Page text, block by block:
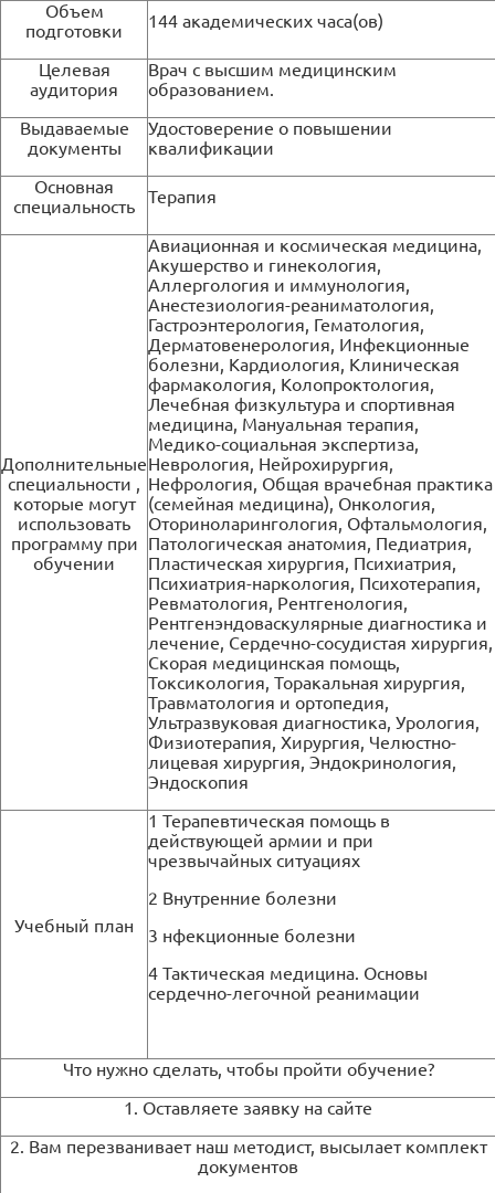
Объем
подготовки
144 академических часа(ов)
Целевая
аудитория
Врач с высшим медицинским
образованием.
Выдаваемые
документы
Удостоверение о повышении
квалификации
Основная
специальность
Терапия
Дополнительные
специальности ,
которые могут
использовать
программу при
обучении
Авиационная и космическая медицина,
Акушерство и гинекология,
Аллергология и иммунология,
Анестезиология-реаниматология,
Гастроэнтерология, Гематология,
Дерматовенерология, Инфекционные
болезни, Кардиология, Клиническая
фармакология, Колопроктология,
Лечебная физкультура и спортивная
медицина, Мануальная терапия,
Медико-социальная экспертиза,
Неврология, Нейрохирургия,
Нефрология, Общая врачебная практика
(семейная медицина), Онкология,
Оториноларингология, Офтальмология,
Патологическая анатомия, Педиатрия,
Пластическая хирургия, Психиатрия,
Психиатрия-наркология, Психотерапия,
Ревматология, Рентгенология,
Рентгенэндоваскулярные диагностика и
лечение, Сердечно-сосудистая хирургия,
Скорая медицинская помощь,
Токсикология, Торакальная хирургия,
Травматология и ортопедия,
Ультразвуковая диагностика, Урология,
Физиотерапия, Хирургия, Челюстно-
лицевая хирургия, Эндокринология,
Эндоскопия
Учебный план
1 Терапевтическая помощь в
действующей армии и при
чрезвычайных ситуациях
2 Внутренние болезни
3 нфекционные болезни
4 Тактическая медицина. Основы
сердечно-легочной реанимации
Что нужно сделать, чтобы пройти обучение?
1. Оставляете заявку на сайте
2. Вам перезванивает наш методист, высылает комплект
документов